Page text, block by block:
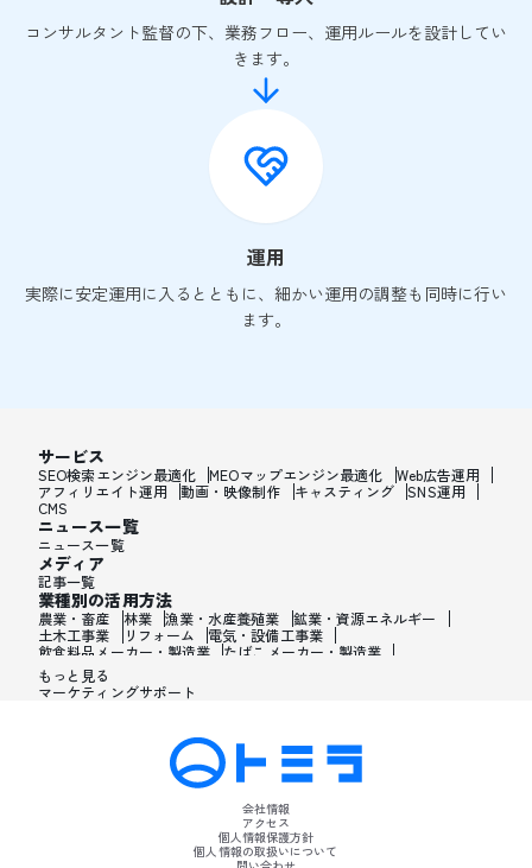
コンサルタント監督の下、業務フロー、運用ルールを設計してい
きます。
運用
実際に安定運用に入るとともに、細かい運用の調整も同時に行い
ます。
サービス
SEO検索エンジン最適化 MEOマップエンジン最適化
Web広告運用
アフィリエイト運用
動画・映像制作 キャスティング
SNS運用
CMS
ニュース一覧
ニュース一覧
メディア
記事一覧
業種別の活用方法
農業・畜産 林業 漁業・水産養殖業
鉱業・資源エネルギー
土木工事業
リフォーム
電気・設備工事業
飲食料品メーカー・製造業
たばこメーカー・製造業
飼料・ペットフードメーカー・製造業
木材・建材メーカー・製造業
家具・オフィス用品メーカー・製造業
印刷・製本・印刷加工メーカー・製造業
医薬品メーカー・製造業
化粧品メーカー・製造業
香水メーカー・製造業
シャンプー・リンスメーカー・製造業
ワックス・整髪料・薄毛薬メーカー・製造業
歯磨き粉・日焼け止め・髭剃り用化粧品メーカー・製造業
石油・ゴム・プラスチックメーカー・製造業
皮革製造・皮革品メーカー・製造業
ガラス・炭素・コンクリート・陶磁器メーカー・製造業
もっと見る
マーケティングサポート
会社情報
アクセス
個人情報保護方針
個人情報の取扱いについて